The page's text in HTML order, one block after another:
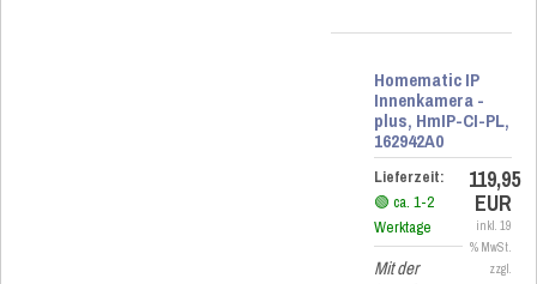
Homematic IP
Innenkamera -
plus, HmIP-CI-PL,
162942A0
Lieferzeit:
🟢 ca. 1-2
Werktage
Mit der
119,95
EUR
inkl. 19
% MwSt.
zzgl.